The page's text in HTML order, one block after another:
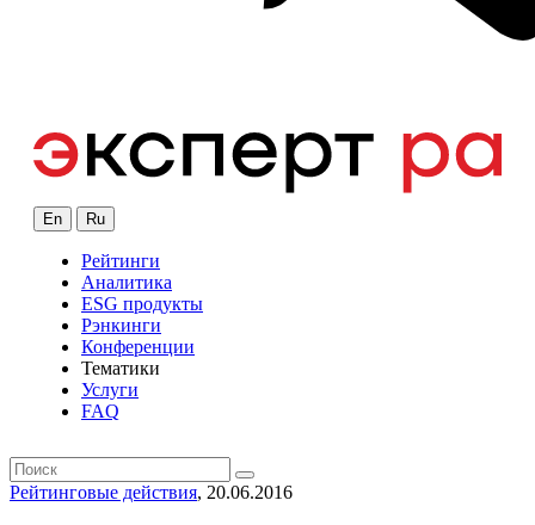
En Ru
Рейтинги
Аналитика
ESG продукты
Рэнкинги
Конференции
Тематики
Услуги
FAQ
Рейтинговые действия, 20.06.2016